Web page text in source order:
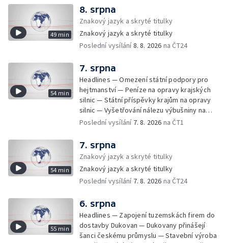
provoz nelegálních domovů pro seniory —
Populace Česka stárne — Čekací lhůty na
přijetí do domovů pro seniory — Tisza
vybrala kandidáta na prezidenta — Tréninky
soutěžních párů StarDance — Následky
Prahou prošel průvod hrdosti na podporu
sexuálních menšin — Snazší vrácení zboží —
Pátrání na jezeře Most — Bezpečnost na
paddleboardech — Češi hledají chladnější
destinace — Kolik zaplatí Češi za dovolenou
— Cestování se zvířaty — Turistický nápor na
Šumavu — Demolice budovy ve Zlíně —
ministr spravedlnosti USA — Španělsko
zpřísnilo kontroly na hranicích — Česko
zaostává v obnovitelných zdrojích —
Pozorování hvězd na Jizerce — Přeshraniční
energií
49 min
8. srpna
Znakový jazyk a skryté titulky
Znakový jazyk a skryté titulky
Poslední vysílání8. 8. 2026 na ČT24
54 min
7. srpna
Headlines — Omezení státní podpory pro
hejtmanství — Peníze na opravy krajských
silnic — Státní příspěvky krajům na opravy
silnic — Vyšetřování nálezu výbušniny na
letišti v Lipsku — Pasové kontroly spojů mezi
budovy ve Zlíně — Pohřeb Milana Knížáka —
Obvinění v kauze Správy železnic — Tržby
ve službách vzrostly — Další útoku
ukrajinských dronů na sklady v Rusku —
Exhumace těl obětí volyňských masakrů —
Vodní elektrárny kvůli suchu omezují provoz
— 25 let od zápisu vily Tugendhat na seznam
UNESCO — Pokuta pro společnost Meta —
Oběti po střelbě na škole v Thajsku —
Poslední vysílání 7. 8. 2026 na ČT1
54 min
7. srpna
Znakový jazyk a skryté titulky
Znakový jazyk a skryté titulky
Poslední vysílání 7. 8. 2026 na ČT24
55 min
6. srpna
Headlines — Zapojení tuzemskách firem do
dostavby Dukovan — Dukovany přinášejí
šanci českému průmyslu — Stavební výroba